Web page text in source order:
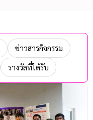
ข่าวสารกิจกรรม
รางวัลที่ได้รับ